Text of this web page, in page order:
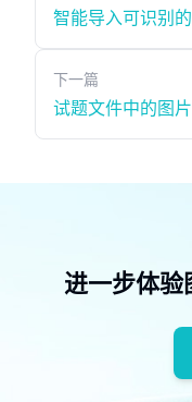
智能导入可识别
下一篇
试题文件中的图
进一步体